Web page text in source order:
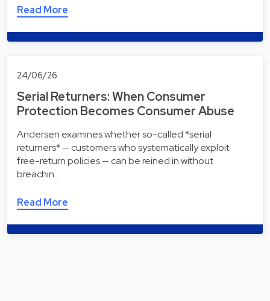
Read More
24/06/26
Serial Returners: When Consumer
Protection Becomes Consumer Abuse
Andersen examines whether so-called *serial
returners* — customers who systematically exploit
free-return policies — can be reined in without
breachin…
Read More